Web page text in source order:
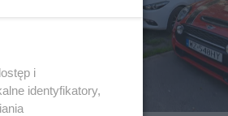
i
identyfikatory,